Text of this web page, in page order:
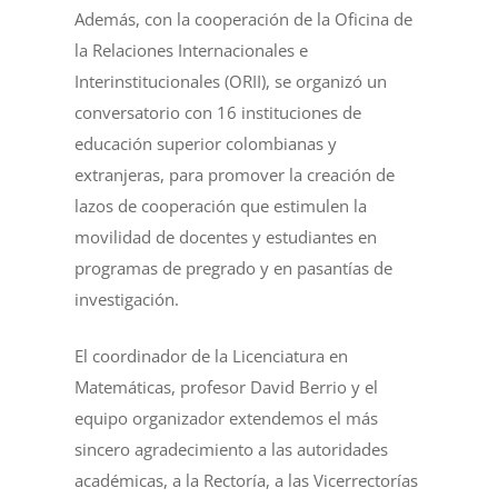
Además, con la cooperación de la Oficina de
la Relaciones Internacionales e
Interinstitucionales (ORII), se organizó un
conversatorio con 16 instituciones de
educación superior colombianas y
extranjeras, para promover la creación de
lazos de cooperación que estimulen la
movilidad de docentes y estudiantes en
programas de pregrado y en pasantías de
investigación.
El coordinador de la Licenciatura en
Matemáticas, profesor David Berrio y el
equipo organizador extendemos el más
sincero agradecimiento a las autoridades
académicas, a la Rectoría, a las Vicerrectorías